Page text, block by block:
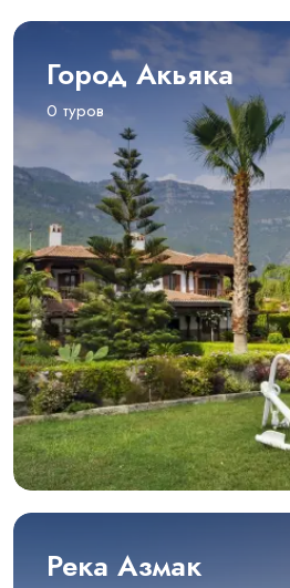
Город Акьяка
0 туров
Река Азмак